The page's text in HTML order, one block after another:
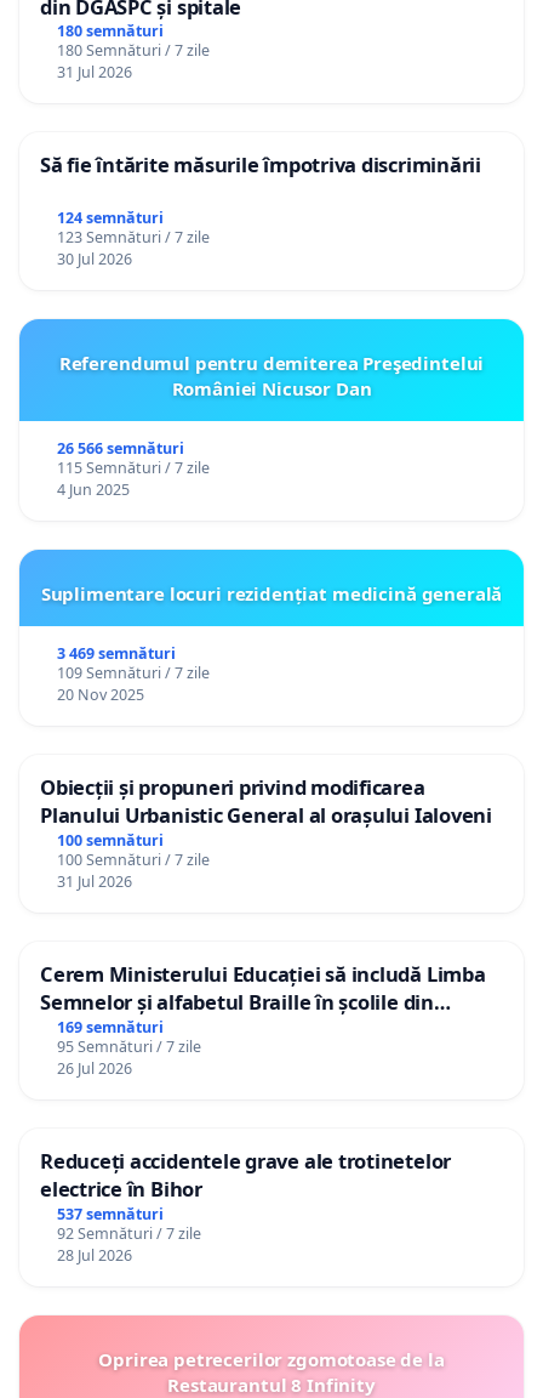
din DGASPC și spitale
180 semnături
180 Semnături / 7 zile
31 Jul 2026
Să fie întărite măsurile împotriva discriminării
124 semnături
123 Semnături / 7 zile
30 Jul 2026
Referendumul pentru demiterea Preşedintelui
României Nicusor Dan
26 566 semnături
115 Semnături / 7 zile
4 Jun 2025
Suplimentare locuri rezidențiat medicină generală
3 469 semnături
109 Semnături / 7 zile
20 Nov 2025
Obiecții și propuneri privind modificarea
Planului Urbanistic General al orașului Ialoveni
100 semnături
100 Semnături / 7 zile
31 Jul 2026
Cerem Ministerului Educației să includă Limba
Semnelor și alfabetul Braille în școlile din
Republica Moldova!
169 semnături
95 Semnături / 7 zile
26 Jul 2026
Reduceți accidentele grave ale trotinetelor
electrice în Bihor
537 semnături
92 Semnături / 7 zile
28 Jul 2026
Oprirea petrecerilor zgomotoase de la
Restaurantul 8 Infinity